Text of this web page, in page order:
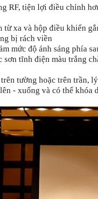
RF, tiện lợi điều chỉnh
xa và hộp điều khiển
bị rách viền
mức độ ánh sáng phía
sơn tĩnh điện màu trắng
tường hoặc trên trần,
- xuống và có thể khóa